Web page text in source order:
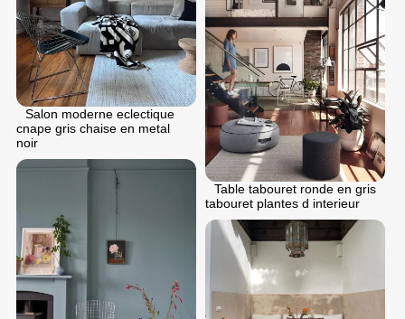
Salon moderne eclectique
cnape gris chaise en metal
noir
Table tabouret ronde en gris
tabouret plantes d interieur